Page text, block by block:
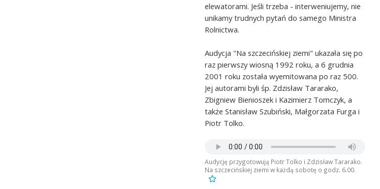
elewatorami. Jeśli trzeba - interweniujemy, nie
unikamy trudnych pytań do samego Ministra
Rolnictwa.
Audycja "Na szczecińskiej ziemi" ukazała się po
raz pierwszy wiosną 1992 roku, a 6 grudnia
2001 roku została wyemitowana po raz 500.
Jej autorami byli śp. Zdzisław Tararako,
Zbigniew Bienioszek i Kazimierz Tomczyk, a
także Stanisław Szubiński, Małgorzata Furga i
Piotr Tolko.
Audycję przygotowują Piotr Tolko i Zdzisław Tararako.
Na szczecińskiej ziemi w każdą sobotę o godz. 6.00.